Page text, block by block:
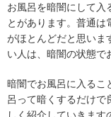
お風呂を暗闇にして入
とがあります。普通は
がほとんどだと思いま
い人は、暗闇の状態で
暗闇でお風呂に入るこ
呂って暗くするだけで
しく紹介していきます